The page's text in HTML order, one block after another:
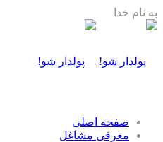
به نام خدا
صفحه اصلی
معرفی مشاغل